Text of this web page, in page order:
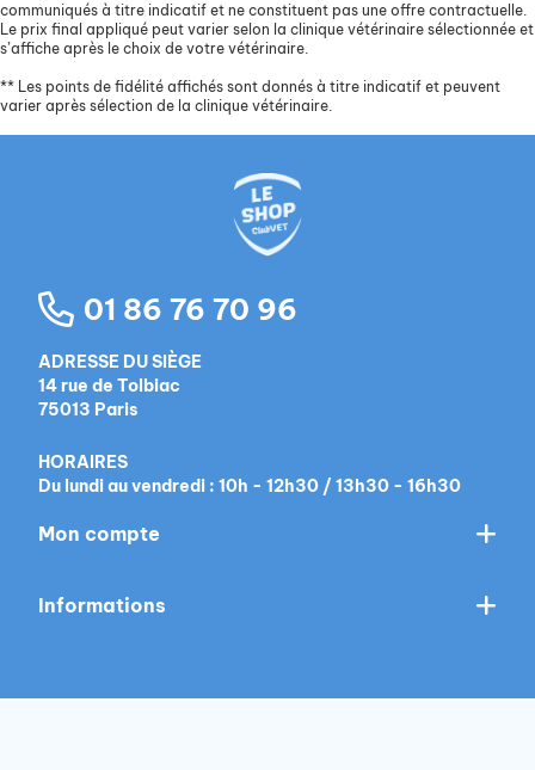
communiqués à titre indicatif et ne constituent pas une offre contractuelle.
Le prix final appliqué peut varier selon la clinique vétérinaire sélectionnée et
s’affiche après le choix de votre vétérinaire.
** Les points de fidélité affichés sont donnés à titre indicatif et peuvent
varier après sélection de la clinique vétérinaire.
01 86 76 70 96
ADRESSE DU SIÈGE
14 rue de Tolbiac
75013 Paris
HORAIRES
Du lundi au vendredi : 10h - 12h30 / 13h30 - 16h30
Mon compte
Informations